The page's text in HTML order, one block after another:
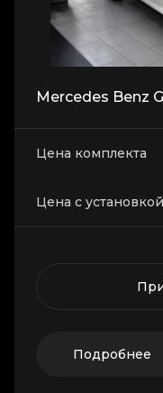
Mercedes Benz
Цена комплекта
Цена с установкой
Подробнее